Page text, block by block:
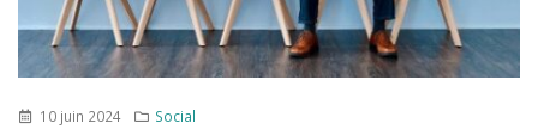
10 juin 2024
Social